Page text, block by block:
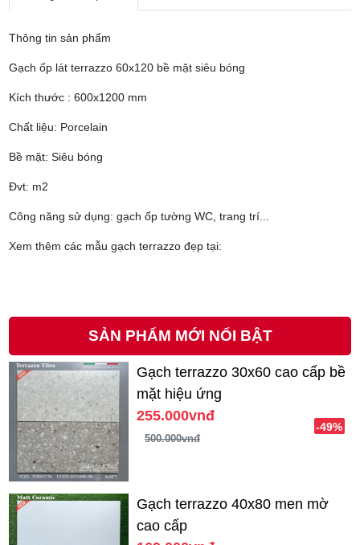
Thông tin sản phẩm
Gạch ốp lát terrazzo 60x120 bề mặt siêu bóng
Kích thước : 600x1200 mm
Chất liệu: Porcelain
Bề mặt: Siêu bóng
Đvt: m2
Công năng sử dụng: gạch ốp tường WC, trang trí...
Xem thêm các mẫu gạch terrazzo đẹp tại:
SẢN PHẨM MỚI NỔI BẬT
Gạch terrazzo 30x60 cao cấp bề
mặt hiệu ứng
255.000vnđ
500.000vnđ
-49%
Gạch terrazzo 40x80 men mờ
cao cấp